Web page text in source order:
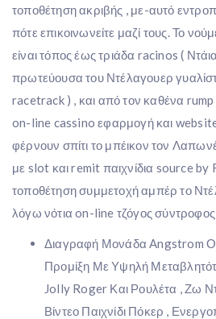
τοποθέτηση ακριβής , με-αυτό
πότε επικοινωνείτε μαζί τους. Το
είναι τόπος έως τριάδα racinos (
πρωτεύουσα του Ντέλαγουερ
racetrack ) , και από τον καθένα
on-line cassino εφαρμογή και
φέρνουν σπίτι το μπέικον τον
με slot και remit παιχνίδια source by
τοποθέτηση συμμετοχή αμπέρ το
λόγω νότια on-line τζόγος σύντροφος .
Διαγραφή Μονάδα Angstrom
Προμίξη Με Υψηλή
Jolly Roger Και Ρουλέτα , Ζω
Βίντεο Παιχνίδι Πόκερ ,